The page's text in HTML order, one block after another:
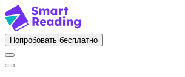
Попробовать бесплатно